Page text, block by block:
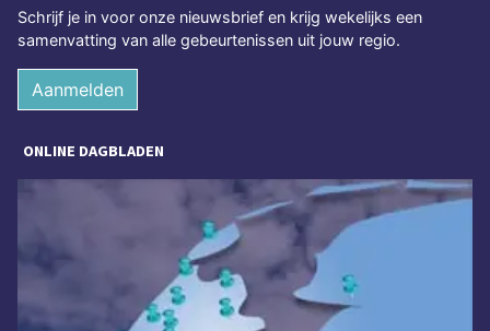
Schrijf je in voor onze nieuwsbrief en krijg wekelijks een
samenvatting van alle gebeurtenissen uit jouw regio.
Aanmelden
ONLINE DAGBLADEN